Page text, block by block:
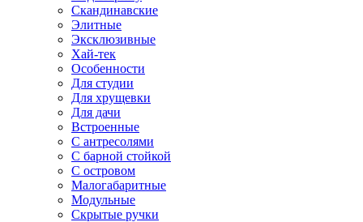
Скандинавские
Элитные
Эксклюзивные
Хай-тек
Особенности
Для студии
Для хрущевки
Для дачи
Встроенные
С антресолями
С барной стойкой
С островом
Малогабаритные
Модульные
Скрытые ручки